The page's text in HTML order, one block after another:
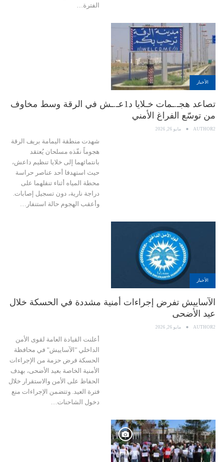
الفترة…
الأخبار
تصاعد هجـ.ـمات خـلايا د1عـ.ـش في الرقة وسط مخاوف
من توسّع الفراغ الأمني
AUTHOR2 مايو 26, 2026
شهدت منطقة اليمامة بريف الرقة
هجوماً نفّذه مسلحان يُعتقد
بانتمائهما إلى خلايا تنظيم داعش،
حيث استهدفا أحد عناصر حراسة
محطة المياه أثناء تنقلهما على
دراجة نارية، دون تسجيل إصابات.
وأعقب الهجوم حالة استنفار…
الأخبار
الآساييش تفرض إجراءات أمنية مشددة في الحسكة خلال
عيد الأضحى
AUTHOR2 مايو 26, 2026
أعلنت القيادة العامة لقوى الأمن
الداخلي "الآساييش" في محافظة
الحسكة فرض حزمة من الإجراءات
الأمنية الخاصة بعيد الأضحى، بهدف
الحفاظ على الأمن والاستقرار خلال
فترة العيد. وتتضمن الإجراءات منع
دخول الشاحنات…